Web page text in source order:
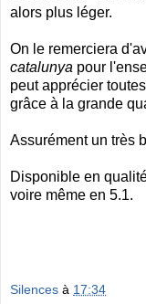
alors plus léger.
On le remerciera
catalunya pour
peut apprécier
grâce à la grande
Assurément un très
Disponible en
voire même en 5.1.
Silences à 17:34